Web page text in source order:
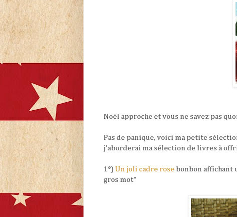
Noël approche et vous ne savez pas
Pas de panique, voici ma petite
j’aborderai ma sélection de livres à
1°) Un joli cadre rose bonbon affichant
gros mot"